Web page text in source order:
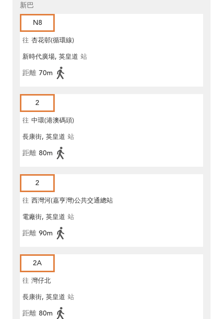
新巴
N8
往 杏花邨(循環線)
新時代廣場, 英皇道 站
距離 70m
2
往 中環(港澳碼頭)
長康街, 英皇道 站
距離 80m
2
往 西灣河(嘉亨灣)公共交通總站
電廠街, 英皇道 站
距離 90m
2A
往 灣仔北
長康街, 英皇道 站
距離 80m